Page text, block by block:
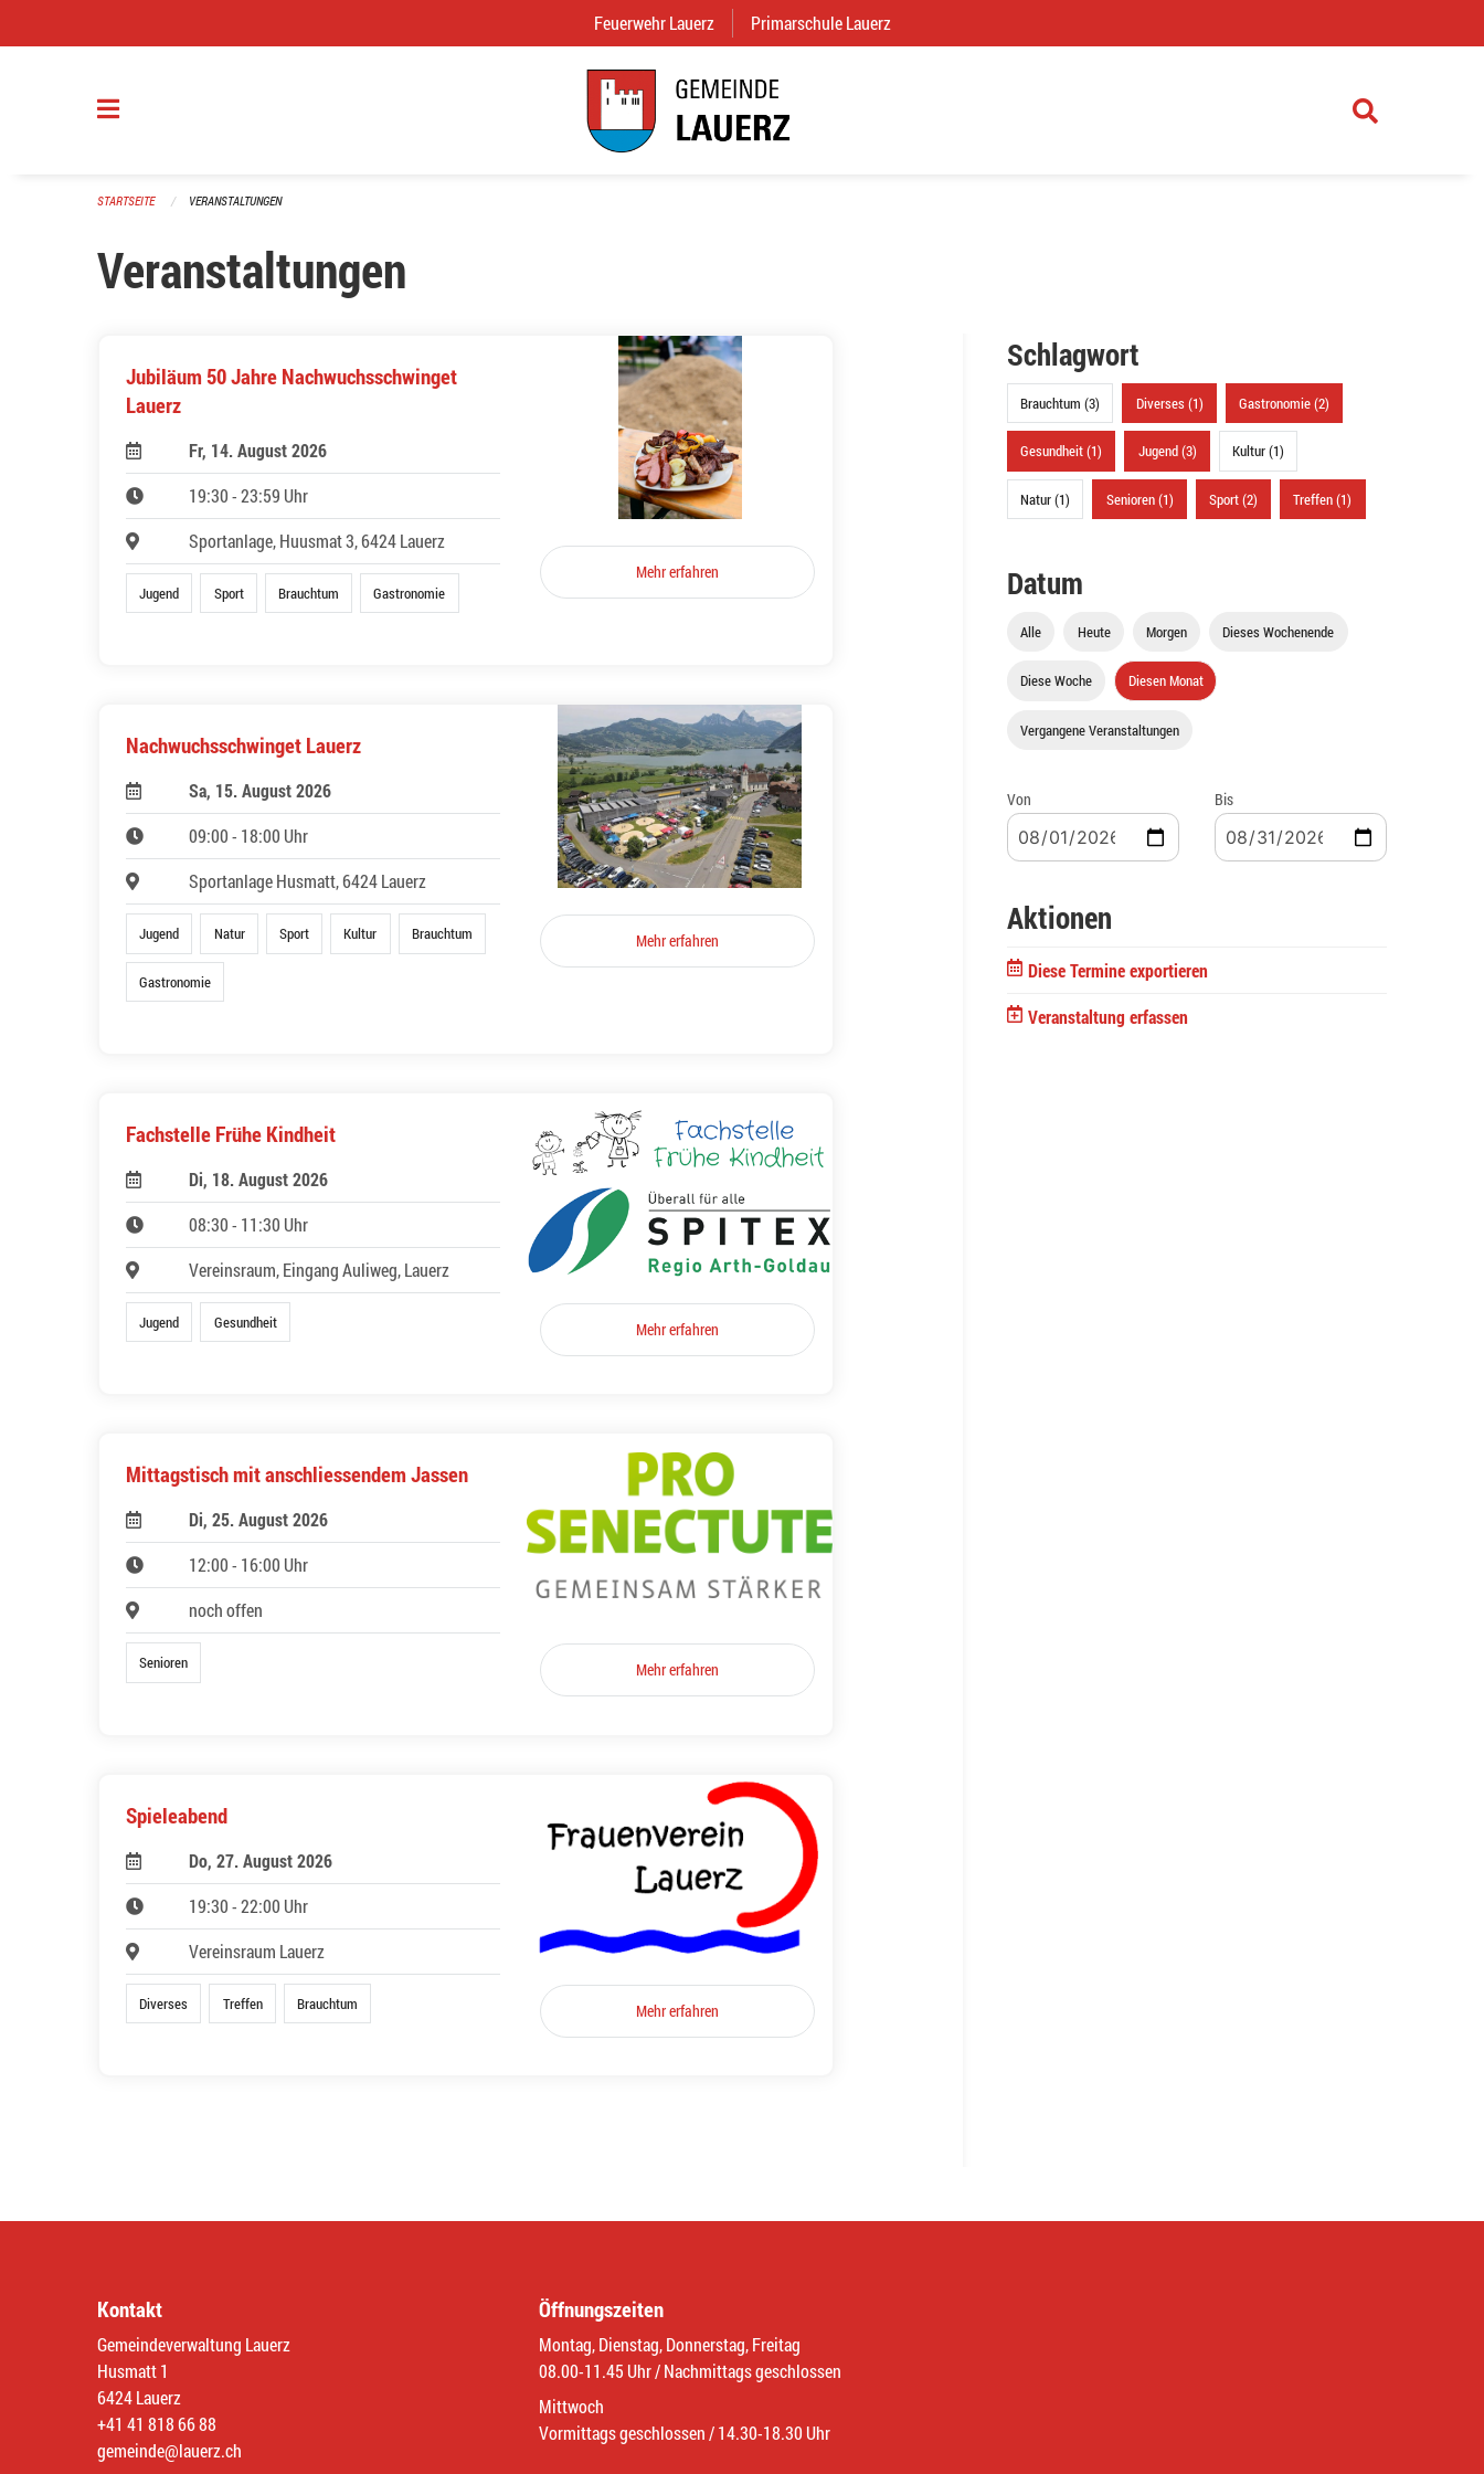
Feuerwehr Lauerz (External Link)
Primarschule Lauerz
STARTSEITE VERANSTALTUNGEN
Veranstaltungen
Jubiläum 50 Jahre Nachwuchsschwinget
Lauerz
Fr, 14. August 2026
19:30 - 23:59 Uhr
Sportanlage, Huusmat 3, 6424 Lauerz
Jugend Sport Brauchtum Gastronomie
Mehr erfahren
Nachwuchsschwinget Lauerz
Sa, 15. August 2026
09:00 - 18:00 Uhr
Sportanlage Husmatt, 6424 Lauerz
Jugend Natur Sport Kultur Brauchtum
Gastronomie
Mehr erfahren
Fachstelle Frühe Kindheit
Di, 18. August 2026
08:30 - 11:30 Uhr
Vereinsraum, Eingang Auliweg, Lauerz
Jugend Gesundheit Mehr erfahren
Mittagstisch mit anschliessendem Jassen
Di, 25. August 2026
12:00 - 16:00 Uhr
noch offen
Senioren Mehr erfahren
Spieleabend
Do, 27. August 2026
19:30 - 22:00 Uhr
Vereinsraum Lauerz
Diverses Treffen Brauchtum Mehr erfahren
Schlagwort
Brauchtum (3) Diverses (1) Gastronomie (2)
Gesundheit (1) Jugend (3) Kultur (1)
Natur (1) Senioren (1) Sport (2) Treffen (1)
Datum
Alle Heute Morgen Dieses Wochenende
Diese Woche Diesen Monat
Vergangene Veranstaltungen
Von Bis
Aktionen
Diese Termine exportieren
Veranstaltung erfassen
Kontakt
Gemeindeverwaltung Lauerz
Husmatt 1
6424 Lauerz
+41 41 818 66 88
gemeinde@lauerz.ch
Öffnungszeiten
Montag, Dienstag, Donnerstag, Freitag
08.00-11.45 Uhr / Nachmittags geschlossen
Mittwoch
Vormittags geschlossen / 14.30-18.30 Uhr